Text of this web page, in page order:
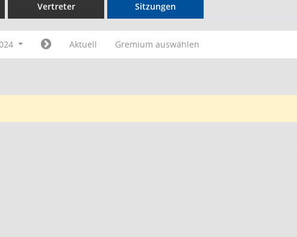
Vertreter Sitzungen
Aktuell Gremium auswählen